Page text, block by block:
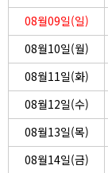
08월09일(일)
08월10일(월)
08월11일(화)
08월12일(수)
08월13일(목)
08월14일(금)